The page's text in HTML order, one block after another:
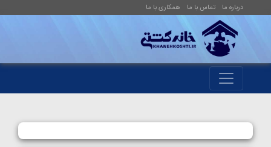
درباره ما تماس با ما همکاری با ما